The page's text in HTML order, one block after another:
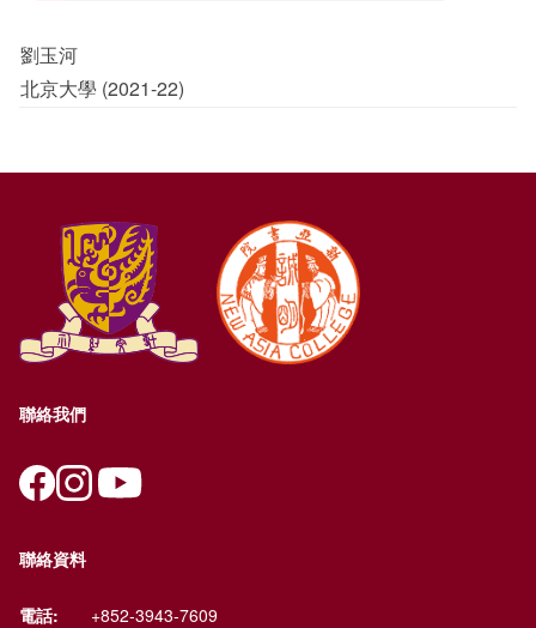
劉玉河
北京大學 (2021-22)
聯絡我們
聯絡資料
電話: +852-3943-7609